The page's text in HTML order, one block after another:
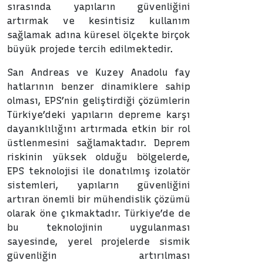
sırasında yapıların güvenliğini
artırmak ve kesintisiz kullanım
sağlamak adına küresel ölçekte birçok
büyük projede tercih edilmektedir.
San Andreas ve Kuzey Anadolu fay
hatlarının benzer dinamiklere sahip
olması, EPS’nin geliştirdiği çözümlerin
Türkiye’deki yapıların depreme karşı
dayanıklılığını artırmada etkin bir rol
üstlenmesini sağlamaktadır. Deprem
riskinin yüksek olduğu bölgelerde,
EPS teknolojisi ile donatılmış izolatör
sistemleri, yapıların güvenliğini
artıran önemli bir mühendislik çözümü
olarak öne çıkmaktadır. Türkiye’de de
bu teknolojinin uygulanması
sayesinde, yerel projelerde sismik
güvenliğin artırılması